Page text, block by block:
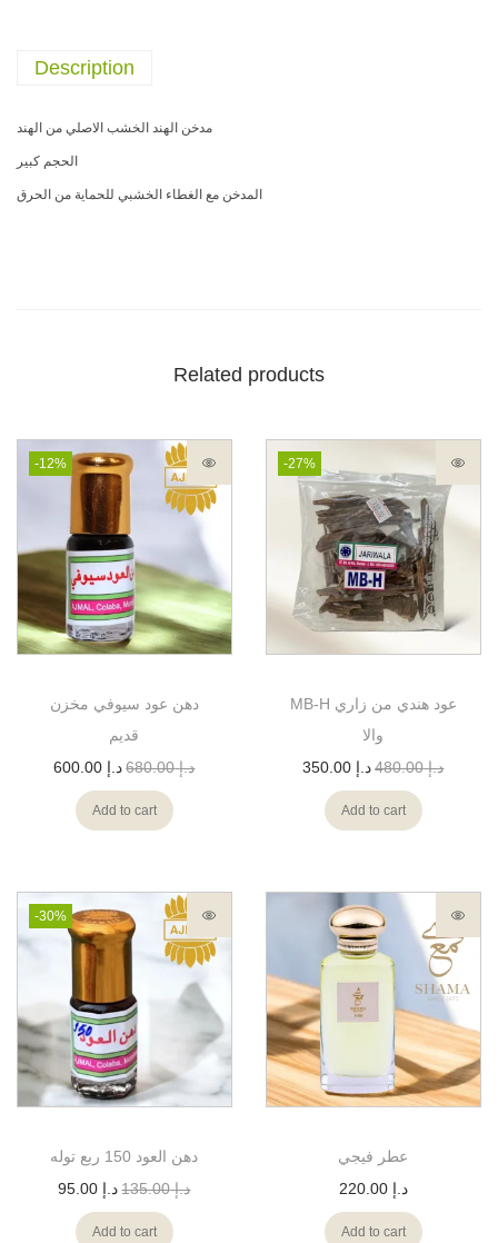
Description
مدخن الهند الخشب الاصلي من الهند
الحجم كبير
المدخن مع الغطاء الخشبي للحماية من الحرق
Related products
-12%
دهن عود سيوفي مخزن
قديم
د.إ680.00 د.إ
Add to cart
-27%
MB-H عود هندي من زاري
والا
د.إ480.00 د.إ
Add to cart
-30%
دهن العود 150 ربع توله
د.إ135.00 د.إ
Add to cart
عطر فيجي
د.إ 220.00
Add to cart